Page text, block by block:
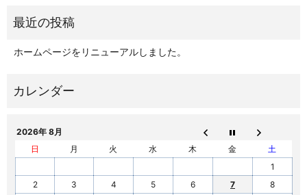
ホームページをリニューアルしました。
2026年 8月
日
月 火 水 木 金
土
1
2
3 4 5 6 7
8